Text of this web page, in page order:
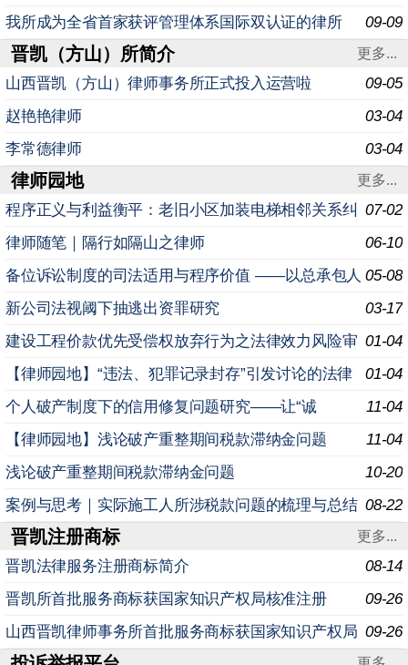
09-09
我所成为全省首家获评管理体系国际双认证的律所
晋凯（方山）所简介 更多...
09-05
山西晋凯（方山）律师事务所正式投入运营啦
03-04
赵艳艳律师
03-04
李常德律师
律师园地 更多...
07-02
程序正义与利益衡平：老旧小区加装电梯相邻关系纠
纷实务研究
06-10
律师随笔｜隔行如隔山之律师
05-08
备位诉讼制度的司法适用与程序价值 ——以总承包人
追偿权为分析视角 引 言 在建设工程纠纷的实务处理中03-17
新公司法视阈下抽逃出资罪研究
01-04
建设工程价款优先受偿权放弃行为之法律效力风险审
视与实务应对策略研究
01-04
【律师园地】“违法、犯罪记录封存”引发讨论的法律
盲点解析
11-04
个人破产制度下的信用修复问题研究——让“诚
信”而“不幸”的人“重生”
11-04
【律师园地】浅论破产重整期间税款滞纳金问题
10-20
浅论破产重整期间税款滞纳金问题
08-22
案例与思考｜实际施工人所涉税款问题的梳理与总结
晋凯注册商标 更多...
08-14
晋凯法律服务注册商标简介
09-26
晋凯所首批服务商标获国家知识产权局核准注册
09-26
山西晋凯律师事务所首批服务商标获国家知识产权局